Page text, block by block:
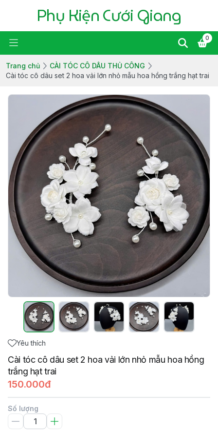
Phụ Kiện Cưới Giang
0
Trang chủ
CÀI TÓC CÔ DÂU THỦ CÔNG
Cài tóc cô dâu set 2 hoa vải lớn nhỏ mẫu hoa hồng trắng hạt trai
Yêu thích
Cài tóc cô dâu set 2 hoa vải lớn nhỏ mẫu hoa hồng
trắng hạt trai
150.000đ
Số lượng